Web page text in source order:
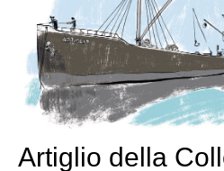
Artiglio della